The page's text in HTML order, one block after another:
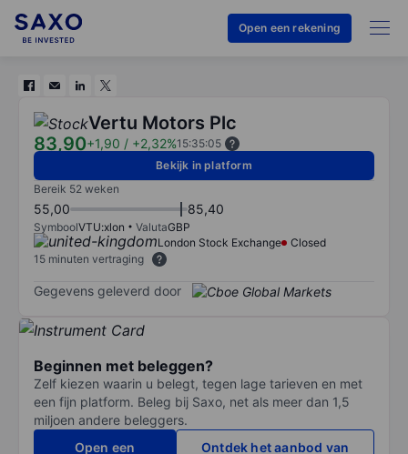
Open een rekening
Vertu Motors Plc
83,90+1,90 / +2,32%15:35:05
Bekijk in platform
Bereik 52 weken
55,00 85,40
SymboolVTU:xlon ValutaGBP
London Stock Exchange
Closed
15 minuten vertraging
Gegevens geleverd door
Beginnen met beleggen?
Zelf kiezen waarin u belegt, tegen lage tarieven en met
een fijn platform. Beleg bij Saxo, net als meer dan 1,5
miljoen andere beleggers.
Open een
Ontdek het aanbod van